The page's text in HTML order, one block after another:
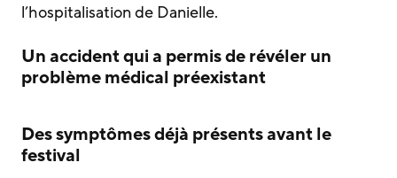
l’hospitalisation de Danielle.
Un accident qui a permis de révéler un
problème médical préexistant
Des symptômes déjà présents avant le
festival